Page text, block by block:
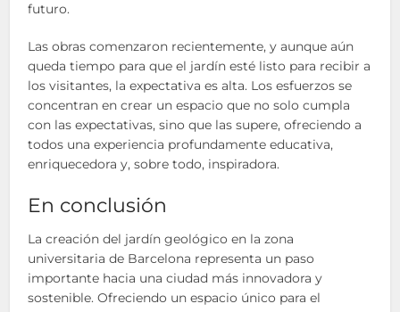
futuro.
Las obras comenzaron recientemente, y aunque aún
queda tiempo para que el jardín esté listo para recibir a
los visitantes, la expectativa es alta. Los esfuerzos se
concentran en crear un espacio que no solo cumpla
con las expectativas, sino que las supere, ofreciendo a
todos una experiencia profundamente educativa,
enriquecedora y, sobre todo, inspiradora.
En conclusión
La creación del jardín geológico en la zona
universitaria de Barcelona representa un paso
importante hacia una ciudad más innovadora y
sostenible. Ofreciendo un espacio único para el